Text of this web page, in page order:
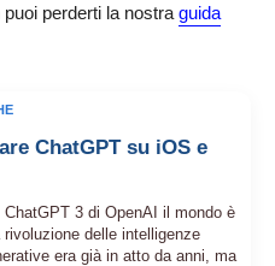
perderti la nostra guida
ChatGPT su iOS e
ChatGPT 3 di OpenAI il mondo è
delle intelligenze
era già in atto da anni, ma